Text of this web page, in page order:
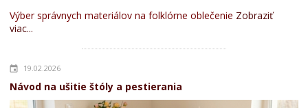
Výber správnych materiálov na folklórne oblečenie Zobraziť
viac...
19.02.2026
Návod na ušitie štóly a pestierania